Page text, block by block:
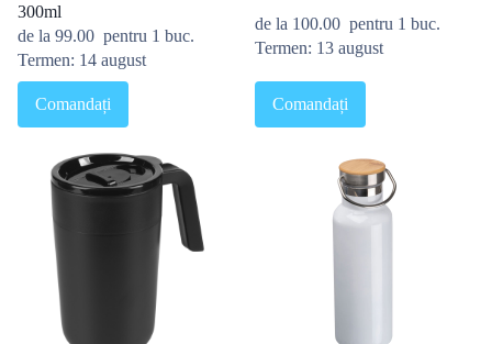
300ml
de la 99.00 pentru 1 buc.
Termen: 14 august
Comandați
de la 100.00 pentru 1 buc.
Termen: 13 august
Comandați